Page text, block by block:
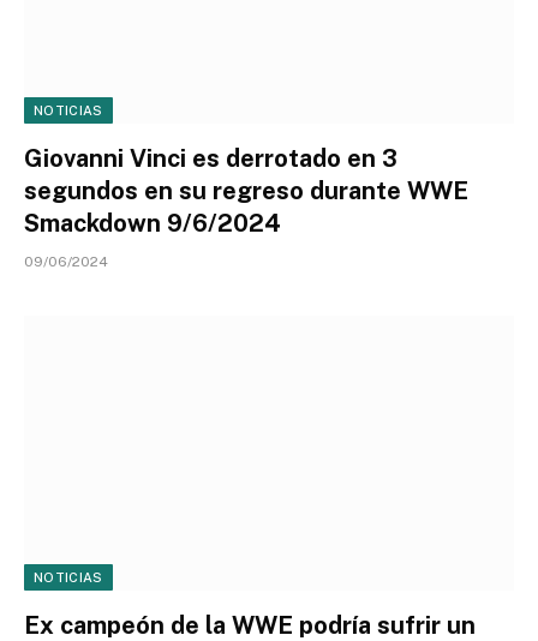
NOTICIAS
Giovanni Vinci es derrotado en 3
segundos en su regreso durante WWE
Smackdown 9/6/2024
09/06/2024
NOTICIAS
Ex campeón de la WWE podría sufrir un